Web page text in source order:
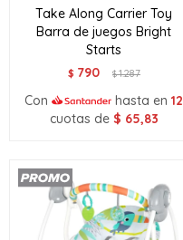
Take Along Carrier Toy
Barra de juegos Bright
Starts
$ 790 $1.287
Con hasta en 12
cuotas de $ 65,83